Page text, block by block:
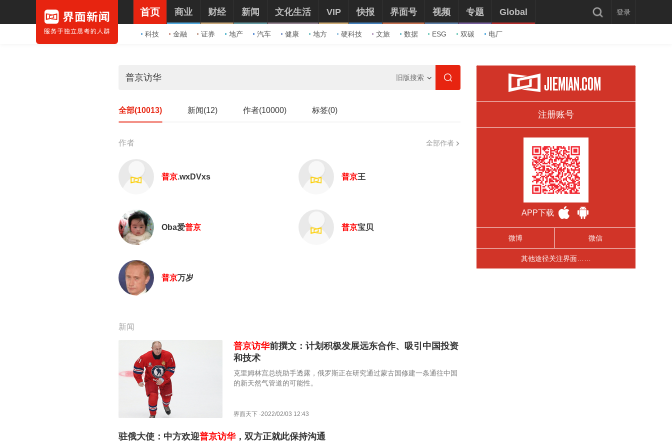
首页
科技 金融 证券 地产 汽车 健康 地方 硬科技 文旅 数据 ESG 双碳 电厂
商业 财经 新闻 文化生活 VIP 快报 界面号 视频 专题 Global 登录
旧版搜索
全部(10013) 新闻(12) 作者(10000) 标签(0)
作者 全部作者
普京.wxDVxs 普京王
Oba爱普京 普京宝贝
普京万岁
新闻
普京访华前撰文：计划积极发展远东合作、吸引中国投资
和技术
克里姆林宫总统助手透露，俄罗斯正在研究通过蒙古国修建一条通往中国
的新天然气管道的可能性。
界面天下 ·2022/02/03 12:43
驻俄大使：中方欢迎普京访华，双方正就此保持沟通
注册账号
APP下载
微博 微信
其他途径关注界面……